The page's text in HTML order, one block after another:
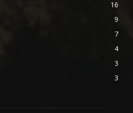
16
9
7
4
3
3